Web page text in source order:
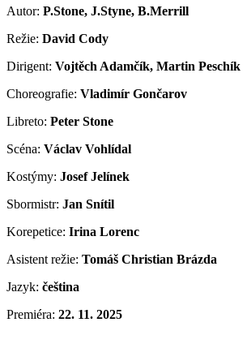
Autor: P.Stone, J.Styne, B.Merrill
Režie: David Cody
Dirigent: Vojtěch Adamčík, Martin Peschík
Choreografie: Vladimír Gončarov
Libreto: Peter Stone
Scéna: Václav Vohlídal
Kostýmy: Josef Jelínek
Sbormistr: Jan Snítil
Korepetice: Irina Lorenc
Asistent režie: Tomáš Christian Brázda
Jazyk: čeština
Premiéra: 22. 11. 2025